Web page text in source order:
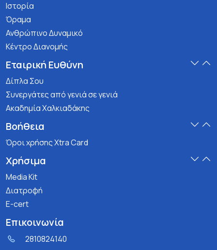
Ιστορία
Όραμα
Ανθρώπινο Δυναμικό
Κέντρο Διανομής
Εταιρική Ευθύνη
Δίπλα Σου
Συνεργάτες από γενιά σε γενιά
Ακαδημία Χαλκιαδάκης
Βοήθεια
Όροι χρήσης Xtra Card
Χρήσιμα
Media Kit
Διατροφή
E-cert
Επικοινωνία
2810824140